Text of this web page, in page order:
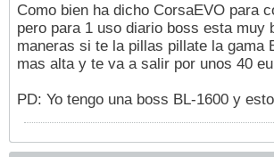
Como bien ha dicho CorsaEVO para
pero para 1 uso diario boss esta muy
maneras si te la pillas pillate la gama
mas alta y te va a salir por unos 40
PD: Yo tengo una boss BL-1600 y